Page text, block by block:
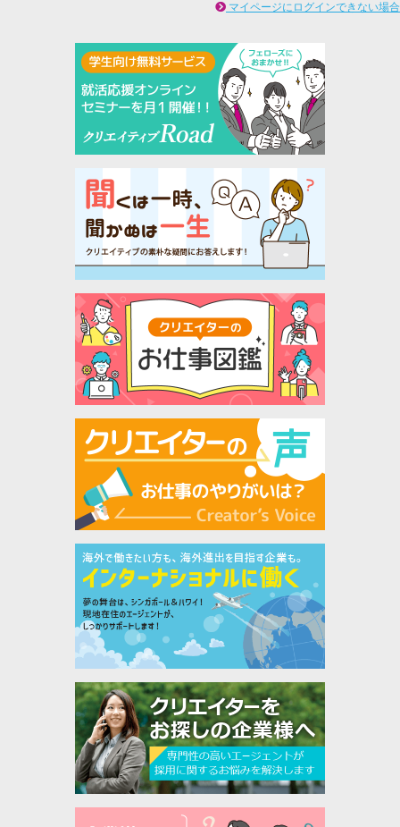
マイページにログインできない場合